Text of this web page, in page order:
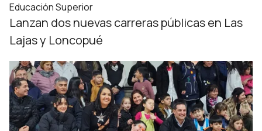
Educación Superior
Lanzan dos nuevas carreras públicas en Las
Lajas y Loncopué